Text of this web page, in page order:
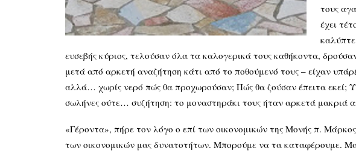
τους
έχει
ευσεβής κύριος, τελούσαν όλα τα καλογερικά τους καθήκοντα,
μετά από αρκετή αναζήτηση κάτι από το ποθούμενό τους – είχαν
αλλά… χωρίς νερό πώς θα προχωρούσαν; Πώς θα ζούσαν έπειτα εκεί;
σωλήνες ούτε… συζήτηση: το μοναστηράκι τους ήταν αρκετά μακριά
«Γέροντα», πήρε τον λόγο ο επί των οικονομικών της Μονής π.
των οικονομικών μας δυνατοτήτων. Μπορούμε να τα καταφέρουμε.